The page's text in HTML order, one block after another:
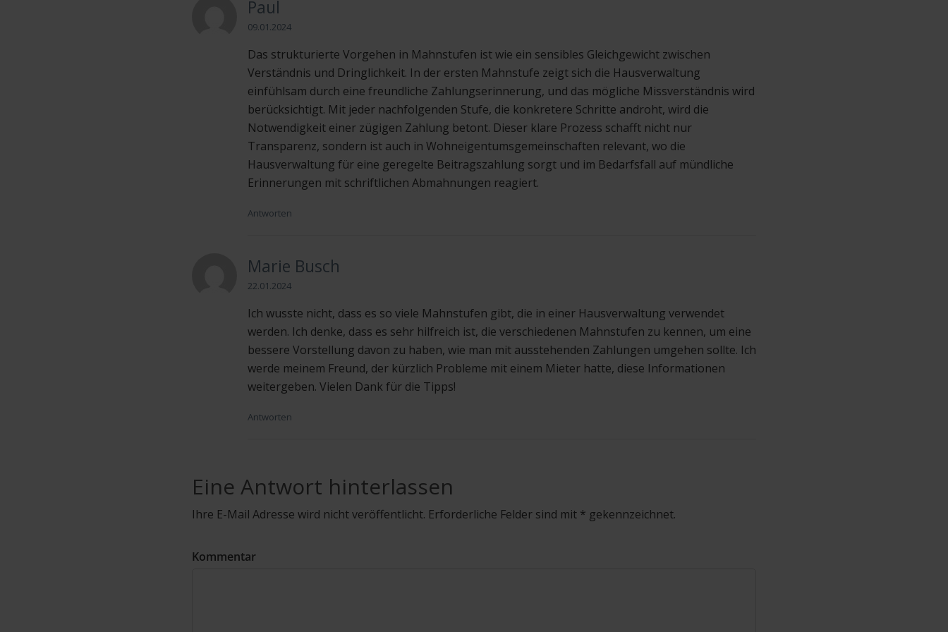
Paul
09.01.2024
Das strukturierte Vorgehen in Mahnstufen ist wie ein sensibles Gleichgewicht zwischen
Verständnis und Dringlichkeit. In der ersten Mahnstufe zeigt sich die Hausverwaltung
einfühlsam durch eine freundliche Zahlungserinnerung, und das mögliche Missverständnis wird
berücksichtigt. Mit jeder nachfolgenden Stufe, die konkretere Schritte androht, wird die
Notwendigkeit einer zügigen Zahlung betont. Dieser klare Prozess schafft nicht nur
Transparenz, sondern ist auch in Wohneigentumsgemeinschaften relevant, wo die
Hausverwaltung für eine geregelte Beitragszahlung sorgt und im Bedarfsfall auf mündliche
Erinnerungen mit schriftlichen Abmahnungen reagiert.
Antworten
Marie Busch
22.01.2024
Ich wusste nicht, dass es so viele Mahnstufen gibt, die in einer Hausverwaltung verwendet
werden. Ich denke, dass es sehr hilfreich ist, die verschiedenen Mahnstufen zu kennen, um eine
bessere Vorstellung davon zu haben, wie man mit ausstehenden Zahlungen umgehen sollte. Ich
werde meinem Freund, der kürzlich Probleme mit einem Mieter hatte, diese Informationen
weitergeben. Vielen Dank für die Tipps!
Antworten
Eine Antwort hinterlassen
Ihre E-Mail Adresse wird nicht veröffentlicht. Erforderliche Felder sind mit * gekennzeichnet.
Kommentar